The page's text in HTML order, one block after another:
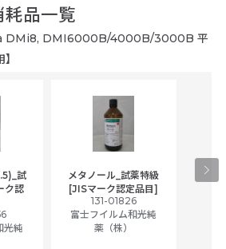
耗品一覧
DMi8, DMI6000B/4000B/3000B 平
試
ク認
光純
メタノール_試薬特級
[JISマーク認定品目]
131-01826
富士フイルム和光純
薬（株）
ア